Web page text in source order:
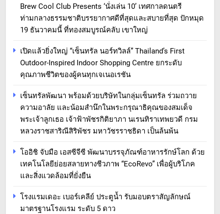
Brew Cool Club Presents ‘นั่งเล่น 10’ เทศกาลดนตรี
ท่ามกลางธรรมชาติบรรยากาศดีที่สุดและสบายที่สุด ปักหมุด
19 ธันวาคมนี้ ที่ทองสมบูรณ์คลับ เขาใหญ่
เปิดแล้วยิ่งใหญ่ “เซ็นทรัล นอร์ทวิลล์” Thailand’s First
Outdoor-Inspired Indoor Shopping Centre ยกระดับ
คุณภาพชีวิตของผู้คนทุกเจเนอเรชัน
เซ็นทรัลพัฒนา พร้อมด้วยบริษัทในกลุ่มเซ็นทรัล ร่วมถวาย
ความอาลัย และน้อมสำนึกในพระกรุณาธิคุณของสมเด็จ
พระเจ้าลูกเธอ เจ้าฟ้าพัชรกิติยาภา นเรนทิราเทพยวดี กรม
หลวงราชสาริณีสิริพัชร มหาวัชรราชธิดา เป็นล้นพ้น
โออิชิ จับมือ เอสซีจีซี พัฒนาบรรจุภัณฑ์อาหารรักษ์โลก ด้วย
เทคโนโลยีย่อยสลายทางชีวภาพ “EcoRevo” เพื่อผู้บริโภค
และสิ่งแวดล้อมที่ยั่งยืน
โรงแรมเดอะ เบอร์เคลีย์ ประตูน้ำ รับมอบตราสัญลักษณ์
มาตรฐานโรงแรม ระดับ 5 ดาว